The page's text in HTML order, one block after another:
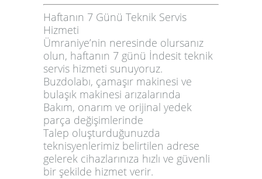
Haftanın 7 Günü Teknik Servis
Hizmeti
Ümraniye’nin neresinde olursanız
olun, haftanın 7 günü İndesit teknik
servis hizmeti sunuyoruz.
Buzdolabı, çamaşır makinesi ve
bulaşık makinesi arızalarında
Bakım, onarım ve orijinal yedek
parça değişimlerinde
Talep oluşturduğunuzda
teknisyenlerimiz belirtilen adrese
gelerek cihazlarınıza hızlı ve güvenli
bir şekilde hizmet verir.